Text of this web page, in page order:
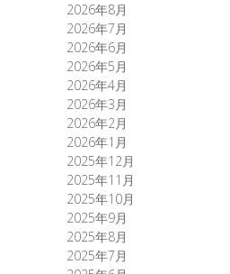
2026年8月
2026年7月
2026年6月
2026年5月
2026年4月
2026年3月
2026年2月
2026年1月
2025年12月
2025年11月
2025年10月
2025年9月
2025年8月
2025年7月